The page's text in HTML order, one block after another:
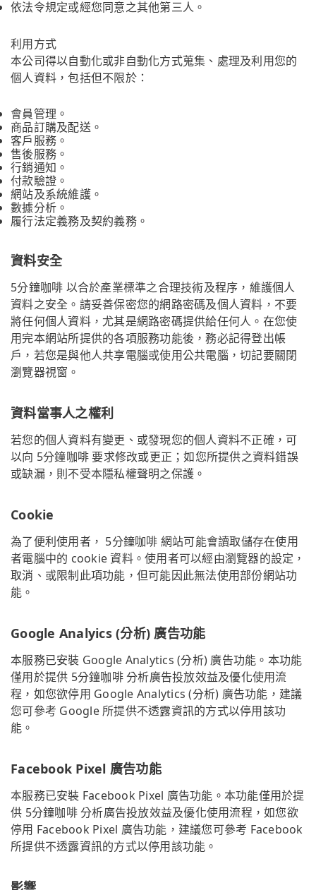
依法令規定或經您同意之其他第三人。
利用方式
本公司得以自動化或非自動化方式蒐集、處理及利用您的
個人資料，包括但不限於：
會員管理。
商品訂購及配送。
客戶服務。
售後服務。
行銷通知。
付款驗證。
網站及系統維護。
數據分析。
履行法定義務及契約義務。
資料安全
5分鐘咖啡 以合於產業標準之合理技術及程序，維護個人
資料之安全。請妥善保密您的網路密碼及個人資料，不要
將任何個人資料，尤其是網路密碼提供給任何人。在您使
用完本網站所提供的各項服務功能後，務必記得登出帳
戶，若您是與他人共享電腦或使用公共電腦，切記要關閉
瀏覽器視窗。
資料當事人之權利
若您的個人資料有變更、或發現您的個人資料不正確，可
以向 5分鐘咖啡 要求修改或更正；如您所提供之資料錯誤
或缺漏，則不受本隱私權聲明之保護。
Cookie
為了便利使用者， 5分鐘咖啡 網站可能會讀取儲存在使用
者電腦中的 cookie 資料。使用者可以經由瀏覽器的設定，
取消、或限制此項功能，但可能因此無法使用部份網站功
能。
Google Analyics (分析) 廣告功能
本服務已安裝 Google Analytics (分析) 廣告功能。本功能
僅用於提供 5分鐘咖啡 分析廣告投放效益及優化使用流
程，如您欲停用 Google Analytics (分析) 廣告功能，建議
您可參考 Google 所提供不透露資訊的方式以停用該功
能。
Facebook Pixel 廣告功能
本服務已安裝 Facebook Pixel 廣告功能。本功能僅用於提
供 5分鐘咖啡 分析廣告投放效益及優化使用流程，如您欲
停用 Facebook Pixel 廣告功能，建議您可參考 Facebook
所提供不透露資訊的方式以停用該功能。